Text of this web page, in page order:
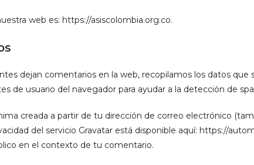
web es: https://asiscolombia.org.co.
dejan comentarios en la web, recopilamos los datos
de usuario del navegador para ayudar a la detección de
creada a partir de tu dirección de correo electrónico
del servicio Gravatar está disponible aquí: https://
en el contexto de tu comentario.